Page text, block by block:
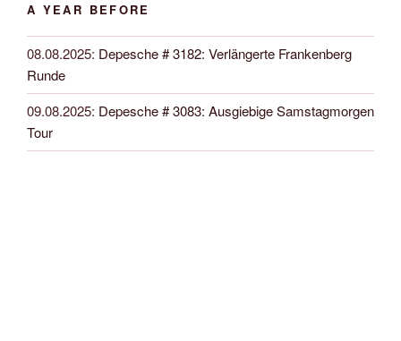
A YEAR BEFORE
08.08.2025: Depesche # 3182: Verlängerte Frankenberg
Runde
09.08.2025: Depesche # 3083: Ausgiebige Samstagmorgen
Tour